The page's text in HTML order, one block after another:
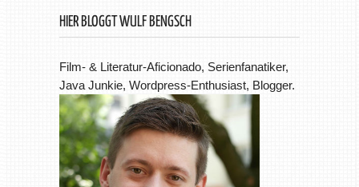
HIER BLOGGT WULF BENGSCH
Film- & Literatur-Aficionado, Serienfanatiker,
Java Junkie, Wordpress-Enthusiast, Blogger.